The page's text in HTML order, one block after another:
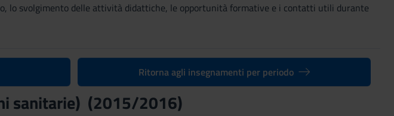
lo svolgimento delle attività didattiche, le opportunità formative e i contatti utili durante
Ritorna agli insegnamenti per periodo
sanitarie) (2015/2016)